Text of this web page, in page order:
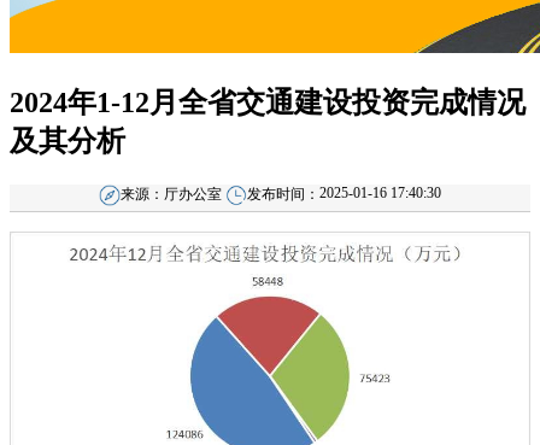
2024年1-12月全省交通建设投资完成情况
及其分析
来源： 厅办公室 发布时间： 2025-01-16 17:40:30